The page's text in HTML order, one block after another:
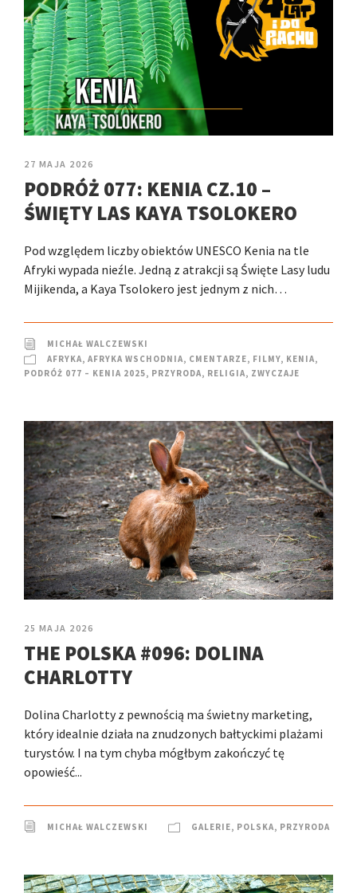
27 MAJA 2026
PODRÓŻ 077: KENIA CZ.10 –
ŚWIĘTY LAS KAYA TSOLOKERO
Pod względem liczby obiektów UNESCO Kenia na tle
Afryki wypada nieźle. Jedną z atrakcji są Święte Lasy ludu
Mijikenda, a Kaya Tsolokero jest jednym z nich…
MICHAŁ WALCZEWSKI
AFRYKA, AFRYKA WSCHODNIA, CMENTARZE, FILMY, KENIA,
PODRÓŻ 077 – KENIA 2025, PRZYRODA, RELIGIA, ZWYCZAJE
25 MAJA 2026
THE POLSKA #096: DOLINA
CHARLOTTY
Dolina Charlotty z pewnością ma świetny marketing,
który idealnie działa na znudzonych bałtyckimi plażami
turystów. I na tym chyba mógłbym zakończyć tę
opowieść...
MICHAŁ WALCZEWSKI GALERIE, POLSKA, PRZYRODA